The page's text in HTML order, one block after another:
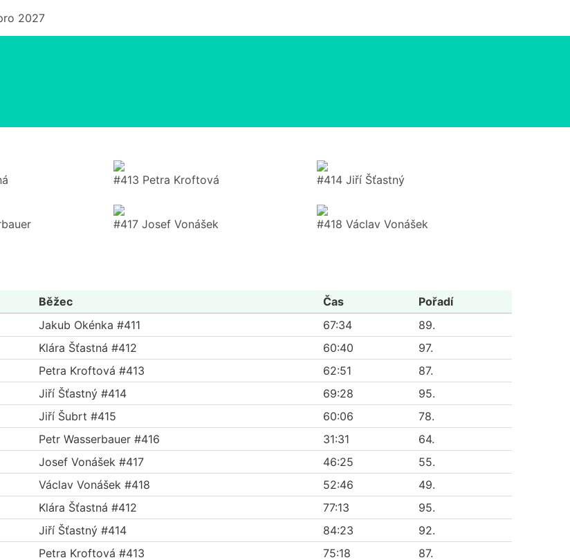
2027
#413 Petra Kroftová #414 Jiří Šťastný
#417 Josef Vonášek #418 Václav Vonášek
Běžec Čas
Pořadí
Jakub Okénka #411 67:34
89.
Klára Šťastná #412 60:40
97.
Petra Kroftová #413 62:51
87.
Jiří Šťastný #414 69:28
95.
Jiří Šubrt #415 60:06
78.
Petr Wasserbauer #416 31:31
64.
Josef Vonášek #417 46:25
55.
Václav Vonášek #418 52:46
49.
Klára Šťastná #412 77:13
95.
Jiří Šťastný #414 84:23
92.
Petra Kroftová #413 75:18
87.